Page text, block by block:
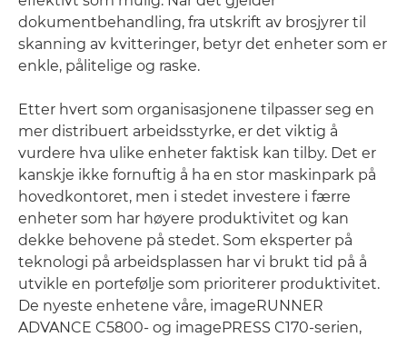
dokumentbehandling, fra utskrift av brosjyrer til
skanning av kvitteringer, betyr det enheter som er
enkle, pålitelige og raske.
Etter hvert som organisasjonene tilpasser seg en
mer distribuert arbeidsstyrke, er det viktig å
vurdere hva ulike enheter faktisk kan tilby. Det er
kanskje ikke fornuftig å ha en stor maskinpark på
hovedkontoret, men i stedet investere i færre
enheter som har høyere produktivitet og kan
dekke behovene på stedet. Som eksperter på
teknologi på arbeidsplassen har vi brukt tid på å
utvikle en portefølje som prioriterer produktivitet.
De nyeste enhetene våre, imageRUNNER
ADVANCE C5800- og imagePRESS C170-serien,